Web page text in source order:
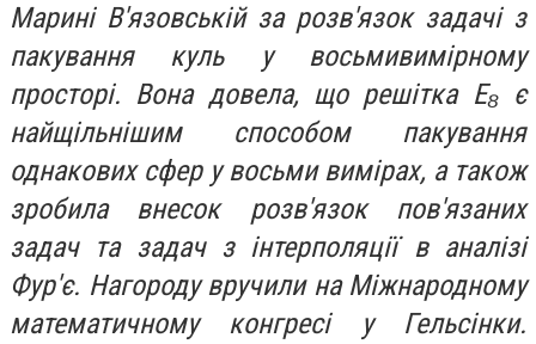
Марині В'язовській за розв'язок задачі з
пакування куль у восьмивимірному
просторі. Вона довела, що решітка Е₈ є
найщільнішим способом пакування
однакових сфер у восьми вимірах, а також
зробила внесок розв'язок пов'язаних
задач та задач з інтерполяції в аналізі
Фур'є. Нагороду вручили на Міжнародному
математичному конгресі у Гельсінки.